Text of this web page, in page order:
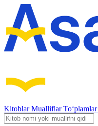
KitoblarMualliflarTo‘plamlar